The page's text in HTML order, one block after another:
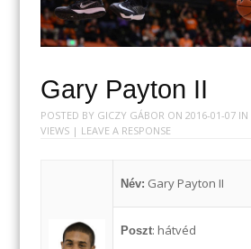
Gary Payton II
POSTED BY GICZY GÁBOR ON 2016-01-07IN
VIEWS | LEAVE A RESPONSE
Név: Gary Payton II
Poszt: hátvéd